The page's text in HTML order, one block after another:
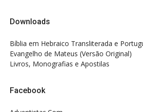
Downloads
Bíblia em Hebraico Transliterada e
Evangelho de Mateus (Versão Original)
Livros, Monografias e Apostilas
Facebook